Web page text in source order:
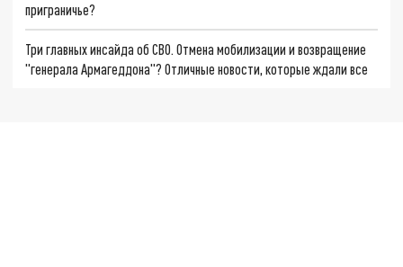
приграничье?
Три главных инсайда об СВО. Отмена мобилизации и возвращение
"генерала Армагеддона"? Отличные новости, которые ждали все